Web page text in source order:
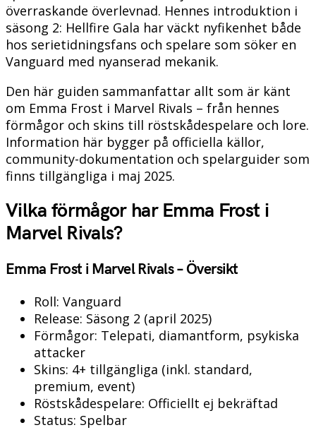
överraskande överlevnad. Hennes introduktion i
säsong 2: Hellfire Gala har väckt nyfikenhet både
hos serietidningsfans och spelare som söker en
Vanguard med nyanserad mekanik.
Den här guiden sammanfattar allt som är känt
om Emma Frost i Marvel Rivals – från hennes
förmågor och skins till röstskådespelare och lore.
Information här bygger på officiella källor,
community-dokumentation och spelarguider som
finns tillgängliga i maj 2025.
Vilka förmågor har Emma Frost i
Marvel Rivals?
Emma Frost i Marvel Rivals – Översikt
Roll: Vanguard
Release: Säsong 2 (april 2025)
Förmågor: Telepati, diamantform, psykiska
attacker
Skins: 4+ tillgängliga (inkl. standard,
premium, event)
Röstskådespelare: Officiellt ej bekräftad
Status: Spelbar